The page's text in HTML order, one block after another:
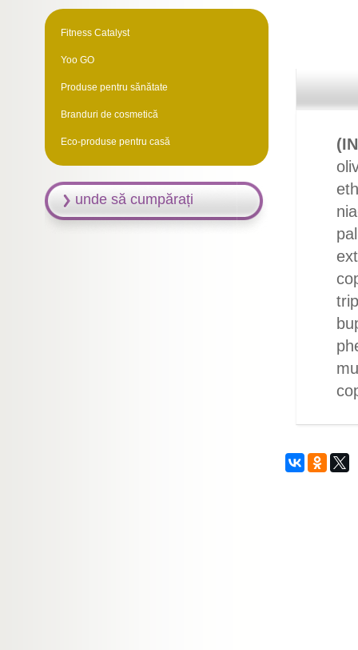
Fitness Catalyst
Yoo GO
Produse pentru sănătate
Branduri de cosmetică
Eco-produse pentru casă
unde să cumpărați